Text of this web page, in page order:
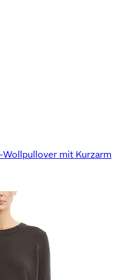
mit Kurzarm